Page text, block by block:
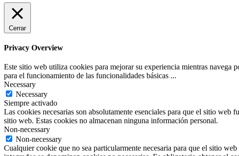
Cerrar
Privacy Overview
Este sitio web utiliza cookies para mejorar su experiencia mientras navega
para el funcionamiento de las funcionalidades básicas ...
Necessary
Necessary
Siempre activado
Las cookies necesarias son absolutamente esenciales para que el sitio
sitio web. Estas cookies no almacenan ninguna información personal.
Non-necessary
Non-necessary
Cualquier cookie que no sea particularmente necesaria para que el sitio